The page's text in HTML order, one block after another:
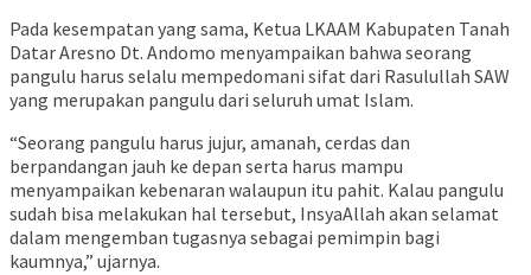
Pada kesempatan yang sama, Ketua LKAAM Kabupaten Tanah
Datar Aresno Dt. Andomo menyampaikan bahwa seorang
pangulu harus selalu mempedomani sifat dari Rasulullah SAW
yang merupakan pangulu dari seluruh umat Islam.
“Seorang pangulu harus jujur, amanah, cerdas dan
berpandangan jauh ke depan serta harus mampu
menyampaikan kebenaran walaupun itu pahit. Kalau pangulu
sudah bisa melakukan hal tersebut, InsyaAllah akan selamat
dalam mengemban tugasnya sebagai pemimpin bagi
kaumnya,” ujarnya.